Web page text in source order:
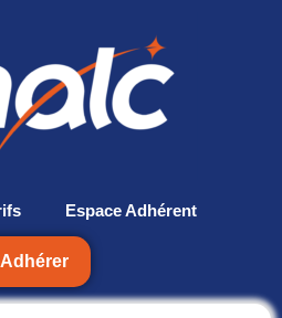
Espace Adhérent
Adhérer